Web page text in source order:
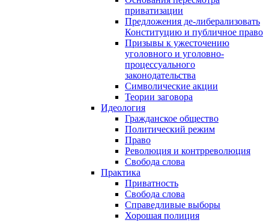
приватизации
Предложения де-либерализовать
Конституцию и публичное право
Призывы к ужесточению
уголовного и уголовно-
процессуального
законодательства
Символические акции
Теории заговора
Идеология
Гражданское общество
Политический режим
Право
Революция и контрреволюция
Свобода слова
Практика
Приватность
Свобода слова
Справедливые выборы
Хорошая полиция